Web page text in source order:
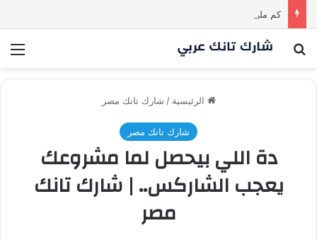
كم مليون سمعت خلال دقيقة واحدة؟ | شارك تانك العراق
بحث عن
الرئيسية / شارك تانك مصر
شارك تانك مصر
دة اللي بيحصل لما مشروعك
يعجب الشاركس.. | شارك تانك
مصر